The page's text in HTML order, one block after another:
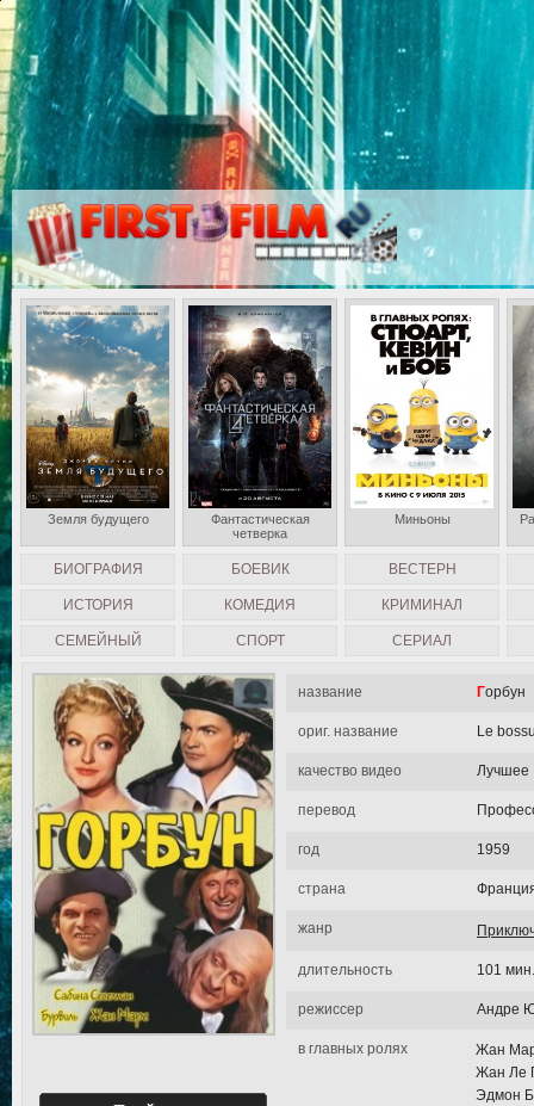
название Горбун
ориг. название Le
качество видео Лучшее
перевод
год 1959
страна
жанр
длительность 101 мин.
режиссер Андре
в главных ролях
Жан
Жан Ле
Эдмон
БИОГРАФИЯ БОЕВИК ВЕСТЕРН
ИСТОРИЯ КОМЕДИЯ КРИМИНАЛ
СЕМЕЙНЫЙ СПОРТ СЕРИАЛ
Земля будущего
Фантастическая
четверка
Миньоны